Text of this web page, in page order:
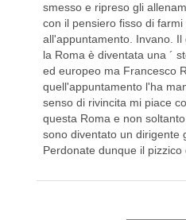
smesso e ripreso gli
con il pensiero fisso di
all'appuntamento. Invano. Il
la Roma è diventata una ´
ed europeo ma Francesco
quell'appuntamento l'ha
senso di rivincita mi piace
questa Roma e non
sono diventato un dirigente
Perdonate dunque il pizzico